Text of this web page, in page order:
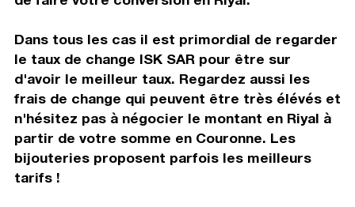
Dans tous les cas il est primordial de regarder
le taux de change ISK SAR pour être sur
d'avoir le meilleur taux. Regardez aussi les
frais de change qui peuvent être très élévés et
n'hésitez pas à négocier le montant en Riyal à
partir de votre somme en Couronne. Les
bijouteries proposent parfois les meilleurs
tarifs !